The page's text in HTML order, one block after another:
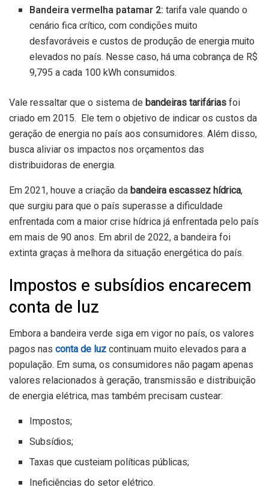
Bandeira vermelha patamar 2: tarifa vale quando o
cenário fica crítico, com condições muito
desfavoráveis e custos de produção de energia muito
elevados no país. Nesse caso, há uma cobrança de R$
9,795 a cada 100 kWh consumidos.
Vale ressaltar que o sistema de bandeiras tarifárias foi
criado em 2015. Ele tem o objetivo de indicar os custos da
geração de energia no país aos consumidores. Além disso,
busca aliviar os impactos nos orçamentos das
distribuidoras de energia.
Em 2021, houve a criação da bandeira escassez hídrica,
que surgiu para que o país superasse a dificuldade
enfrentada com a maior crise hídrica já enfrentada pelo país
em mais de 90 anos. Em abril de 2022, a bandeira foi
extinta graças à melhora da situação energética do país.
Impostos e subsídios encarecem
conta de luz
Embora a bandeira verde siga em vigor no país, os valores
pagos nas conta de luz continuam muito elevados para a
população. Em suma, os consumidores não pagam apenas
valores relacionados à geração, transmissão e distribuição
de energia elétrica, mas também precisam custear:
Impostos;
Subsídios;
Taxas que custeiam políticas públicas;
Ineficiências do setor elétrico.